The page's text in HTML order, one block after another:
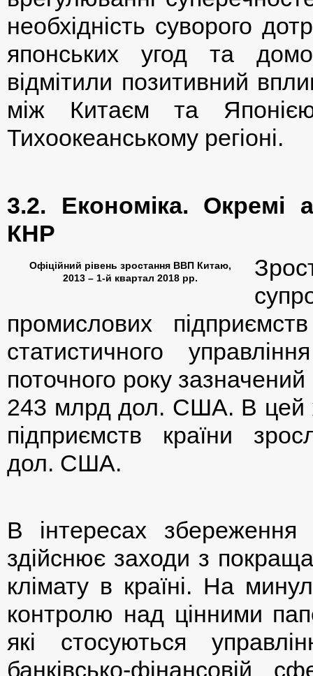
необхідність суворого
японських угод та
відмітили позитивний
між Китаєм та
Тихоокеанському регіоні.
3.2. Економіка. Окремі
КНР
Офіційний рівень зростання ВВП Китаю,
2013 – 1-й квартал 2018 рр.
промислових
статистичного
поточного року
243 млрд дол. США. В цей
підприємств країни
дол. США.
В інтересах
здійснює заходи з
клімату в країні. На
контролю над цінними
які стосуються
банківсько-фінансовій